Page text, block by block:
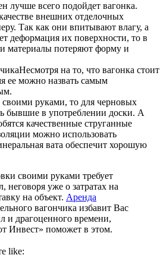
лучше всего подойдет вагонка.
внешних отделочных
Так как они впитывают влагу, а
деформация их поверхности, то в
материалы потеряют форму и
Несмотря на то, что вагонка стоит
ее можно назвать самым
руками, то для черновых
бывшие в употреблении доски. А
качественные струганные
можно использовать
вата обеспечит хорошую
своими руками требует
неговоря уже о затратах на
на объект. Аренда
вагончика избавит Вас
и драгоценного времени,
Инвест» поможет в этом.
like: